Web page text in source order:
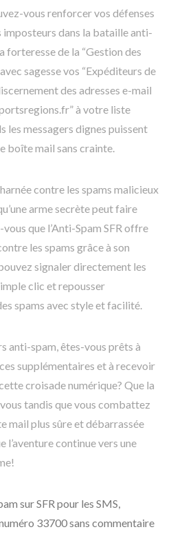
vous renforcer vos défenses
dans la bataille anti-
forteresse de la “Gestion des
sagesse vos “Expéditeurs de
des adresses e-mail
à votre liste
les messagers dignes puissent
boîte mail sans crainte.
contre les spams malicieux
arme secrète peut faire
que l’Anti-Spam SFR offre
les spams grâce à son
signaler directement les
clic et repousser
spams avec style et facilité.
anti-spam, êtes-vous prêts à
supplémentaires et à recevoir
croisade numérique? Que la
tandis que vous combattez
mail plus sûre et débarrassée
l’aventure continue vers une
sur SFR pour les SMS,
33700 sans commentaire